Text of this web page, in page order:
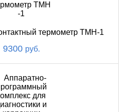
термометр ТМН-1
9300 руб.